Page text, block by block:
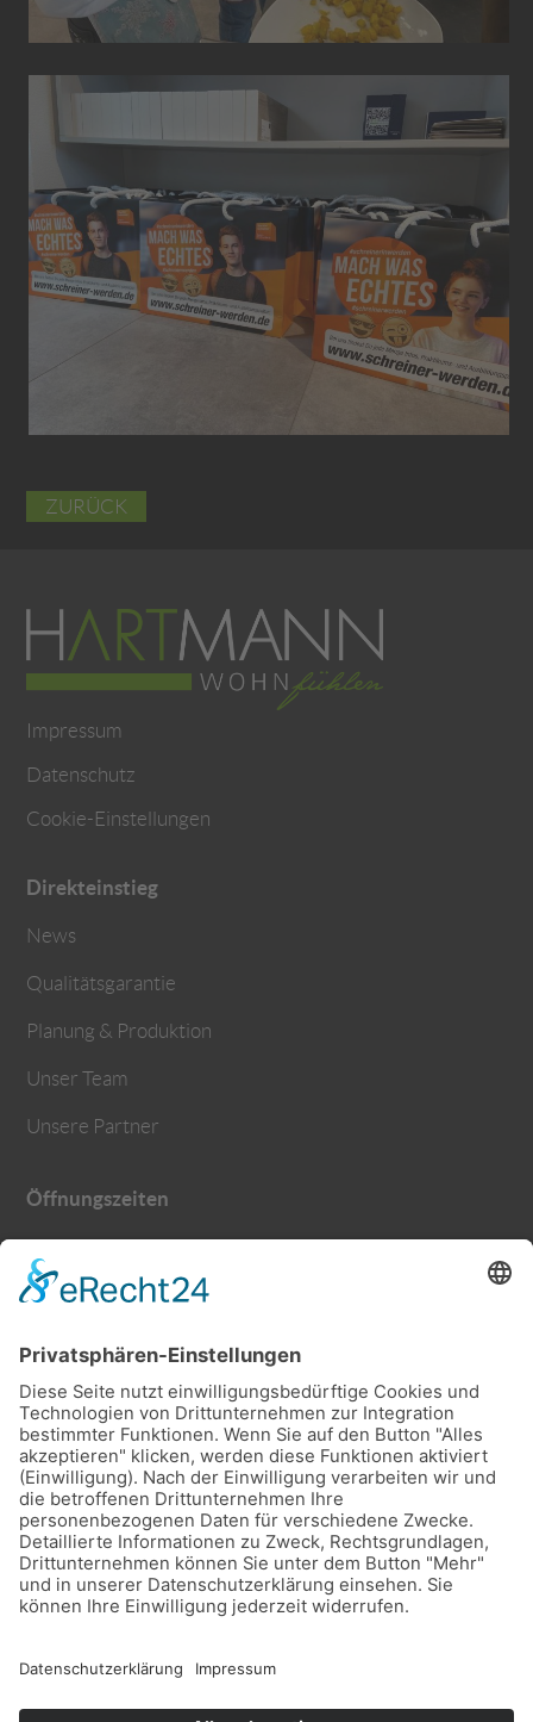
ZURÜCK
Impressum
Datenschutz
Cookie-Einstellungen
Direkteinstieg
News
Qualitätsgarantie
Planung & Produktion
Unser Team
Unsere Partner
Öffnungszeiten
Montag – Donnerstag
9.30 – 12.00 Uhr
13.00 – 17.00 Uhr
9.30 – 13.00 Uhr
Samstags und abends nach Vereinbarung
Kontakt
Abtsäckerstraße 9, 74248 Ellhofen
Telefon07134 / 4340
E-Mail info@hartmann-wohnfuehlen.de
Noch schneller gehts